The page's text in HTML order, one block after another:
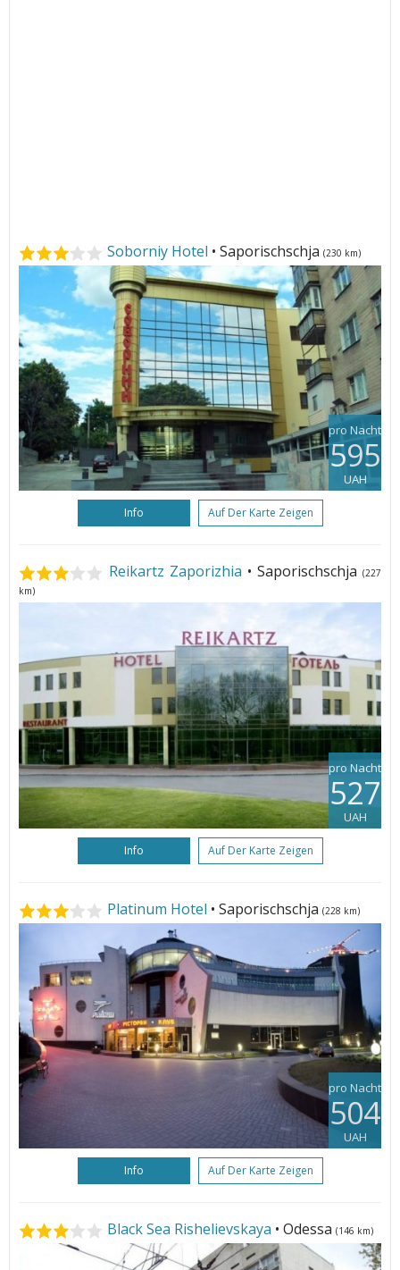
Soborniy Hotel • Saporischschja (230 km)
pro Nacht
595
UAH
Info Auf Der Karte Zeigen
Reikartz Zaporizhia • Saporischschja (227
km)
pro Nacht
527
UAH
Info Auf Der Karte Zeigen
Platinum Hotel • Saporischschja (228 km)
pro Nacht
504
UAH
Info Auf Der Karte Zeigen
Black Sea Rishelievskaya • Odessa (146 km)